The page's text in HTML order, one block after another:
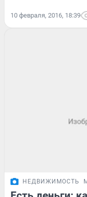
10 февраля, 2016, 18:39
НЕДВИЖИМОСТЬ